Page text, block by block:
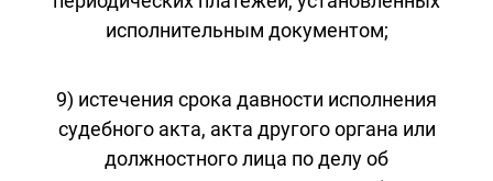
исполнительным документом;
9) истечения срока давности исполнения
судебного акта, акта другого органа или
должностного лица по делу об